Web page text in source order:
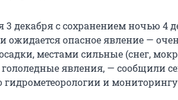
декабря с сохранением ночью 4
ожидается опасное явление —
местами сильные (снег,
гололедные явления, — сообщили
гидрометеорологии и